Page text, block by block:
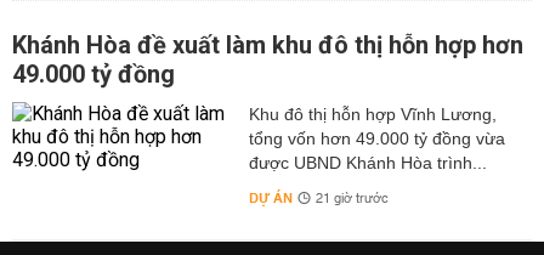
Khánh Hòa đề xuất làm khu đô thị hỗn hợp hơn
49.000 tỷ đồng
Khu đô thị hỗn hợp Vĩnh Lương,
tổng vốn hơn 49.000 tỷ đồng vừa
được UBND Khánh Hòa trình...
DỰ ÁN 21 giờ trước